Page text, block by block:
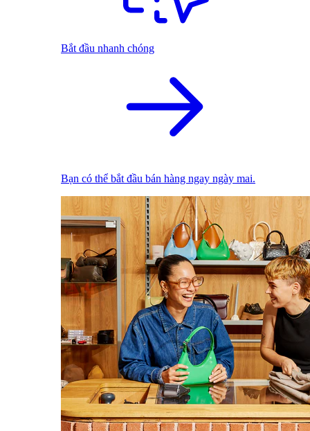
Bắt đầu nhanh chóng
Bạn có thể bắt đầu bán hàng ngay ngày mai.